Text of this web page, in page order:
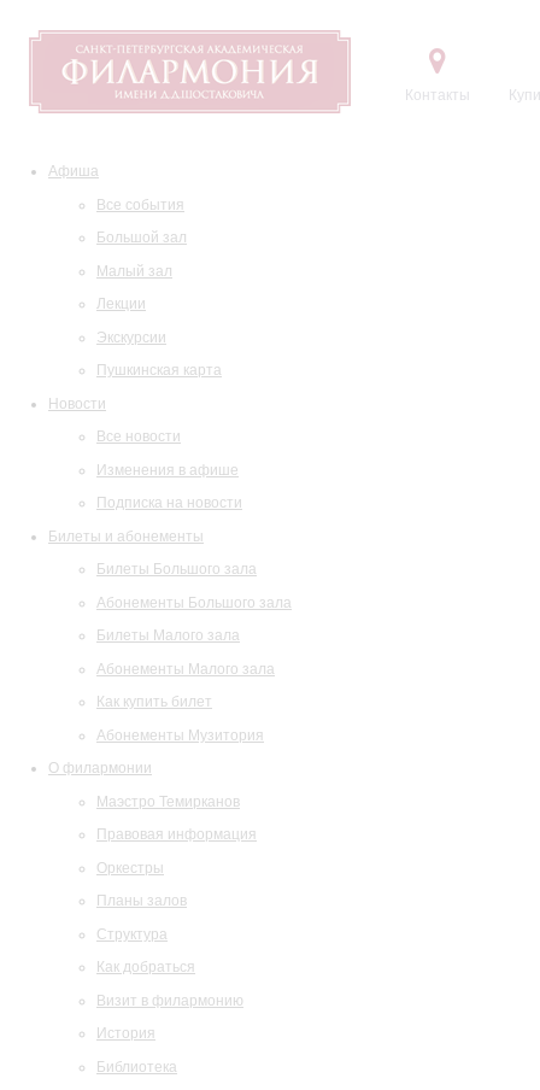
Контакты
Афиша
Все события
Большой зал
Малый зал
Лекции
Экскурсии
Пушкинская карта
Новости
Все новости
Изменения в афише
Подписка на новости
Билеты и абонементы
Билеты Большого зала
Абонементы Большого зала
Билеты Малого зала
Абонементы Малого зала
Как купить билет
Абонементы Музитория
О филармонии
Маэстро Темирканов
Правовая информация
Оркестры
Планы залов
Структура
Как добраться
Визит в филармонию
История
Библиотека